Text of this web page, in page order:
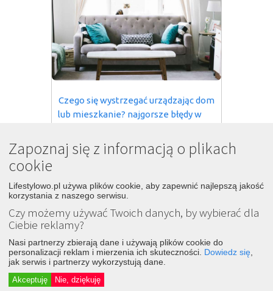
Czego się wystrzegać urządzając dom
lub mieszkanie? najgorsze błędy w
8 lat temu
Śledź
Dodaj
Drzwi wewnętrze z
szybkami
potwierdzam, bardzo gromadzi się na nich
kurz(...)Kabina prysznicowa/wanna z
hydromasażem - ciężko je umyć,szybkosię
psują - Kanapa ze skóry, szczególnie
brudzi, barwi się od jeansów Jeśli chodzi o
mnie
moje IDEALIA
Zapoznaj się z informacją o plikach
cookie
Lifestylowo.pl używa plików cookie, aby zapewnić najlepszą jakość
korzystania z naszego serwisu.
Czy możemy używać Twoich danych, by wybierać dla
Ciebie reklamy?
Nasi partnerzy zbierają dane i używają plików cookie do
personalizacji reklam i mierzenia ich skuteczności. Dowiedz się
jak serwis i partnerzy wykorzystują dane.
Akceptuję Nie, dziękuję